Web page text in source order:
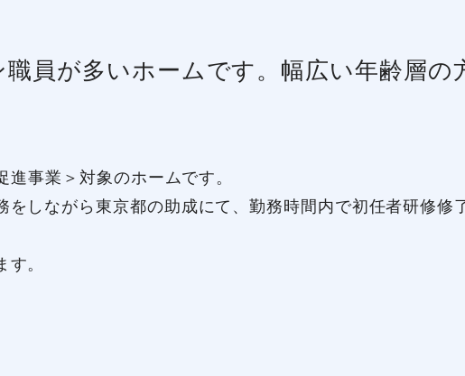
員が多いホームです。幅広い年齢層の
事業＞対象のホームです。
しながら東京都の助成にて、勤務時間内で初任者研修修
。